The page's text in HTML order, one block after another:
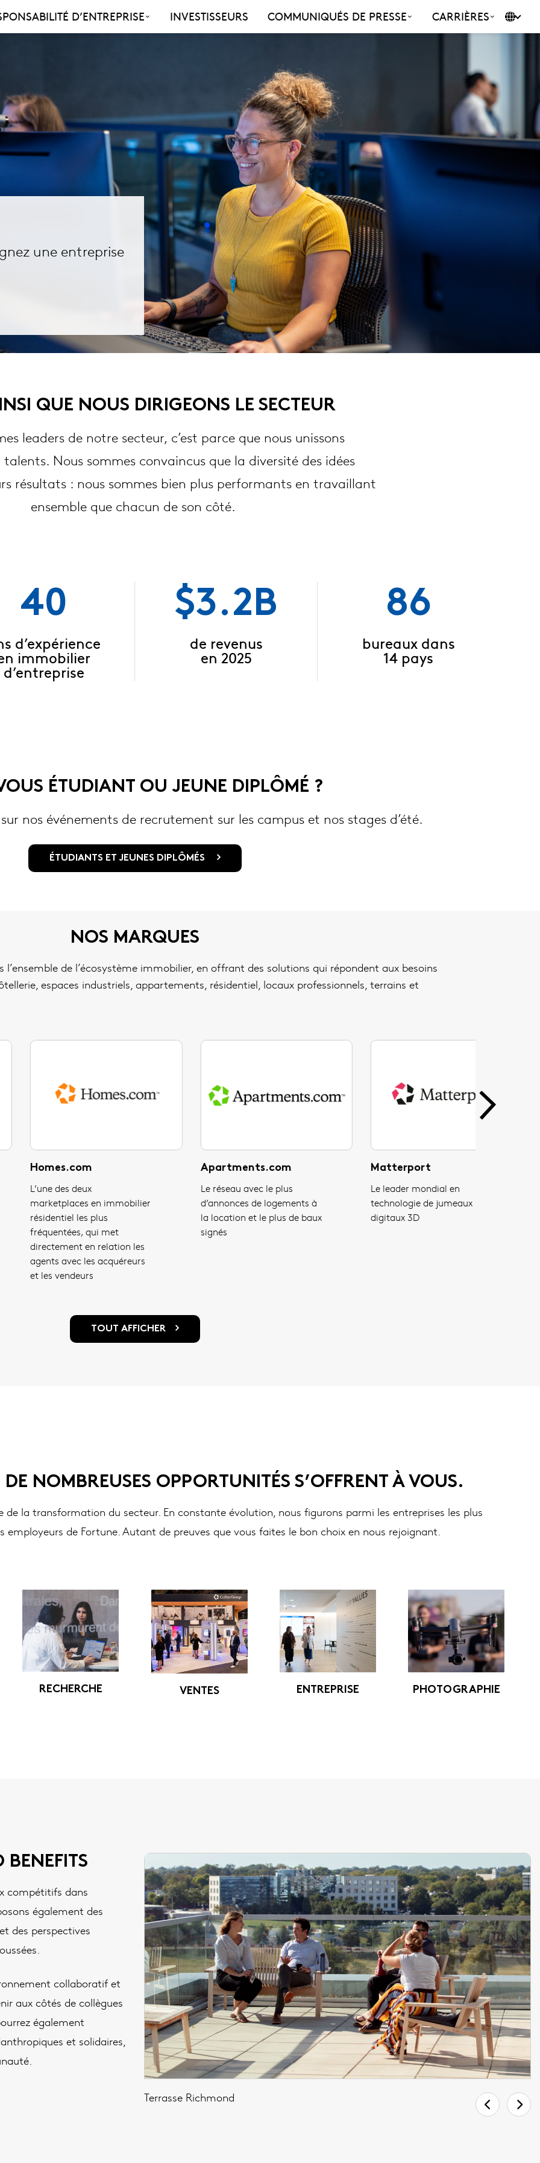
D’ENTREPRISE INVESTISSEURS COMMUNIQUÉS DE PRESSE CARRIÈRES
une entreprise
QUE NOUS DIRIGEONS LE SECTEUR
leaders de notre secteur, c’est parce que nous unissons
Nous sommes convaincus que la diversité des idées
résultats : nous sommes bien plus performants en travaillant
ensemble que chacun de son côté.
40
d’expérience
immobilier
d’entreprise
$3.2B
de revenus
en 2025
86
bureaux dans
14 pays
ÉTUDIANT OU JEUNE DIPLÔMÉ ?
nos événements de recrutement sur les campus et nos stages d’été.
ÉTUDIANTS ET JEUNES DIPLÔMÉS
NOS MARQUES
l’ensemble de l’écosystème immobilier, en offrant des solutions qui répondent aux besoins
espaces industriels, appartements, résidentiel, locaux professionnels, terrains et
des principales
immobilières
cette
connecte
mois des millions
grâce à un
de marques et
La plus grande plateforme
en ligne d’échange en
immobilier d’entreprise
Le leader mondial en
benchmarking hôtelier
TOUT AFFICHER
NOMBREUSES OPPORTUNITÉS S’OFFRENT À VOUS.
de la transformation du secteur. En constante évolution, nous figurons parmi les entreprises les plus
employeurs de Fortune. Autant de preuves que vous faites le bon choix en nous rejoignant.
RECHERCHE VENTES ENTREPRISE PHOTOGRAPHIE
compétitifs dans
également des
des perspectives
collaboratif et
aux côtés de collègues
également
et solidaires,
Terrasse Richmond